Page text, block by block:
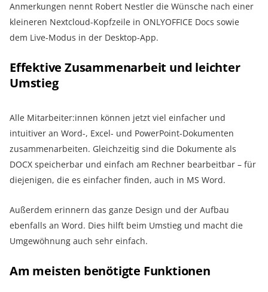
Anmerkungen nennt Robert Nestler die Wünsche nach einer
kleineren Nextcloud-Kopfzeile in ONLYOFFICE Docs sowie
dem Live-Modus in der Desktop-App.
Effektive Zusammenarbeit und leichter
Umstieg
Alle Mitarbeiter:innen können jetzt viel einfacher und
intuitiver an Word-, Excel- und PowerPoint-Dokumenten
zusammenarbeiten. Gleichzeitig sind die Dokumente als
DOCX speicherbar und einfach am Rechner bearbeitbar – für
diejenigen, die es einfacher finden, auch in MS Word.
Außerdem erinnern das ganze Design und der Aufbau
ebenfalls an Word. Dies hilft beim Umstieg und macht die
Umgewöhnung auch sehr einfach.
Am meisten benötigte Funktionen